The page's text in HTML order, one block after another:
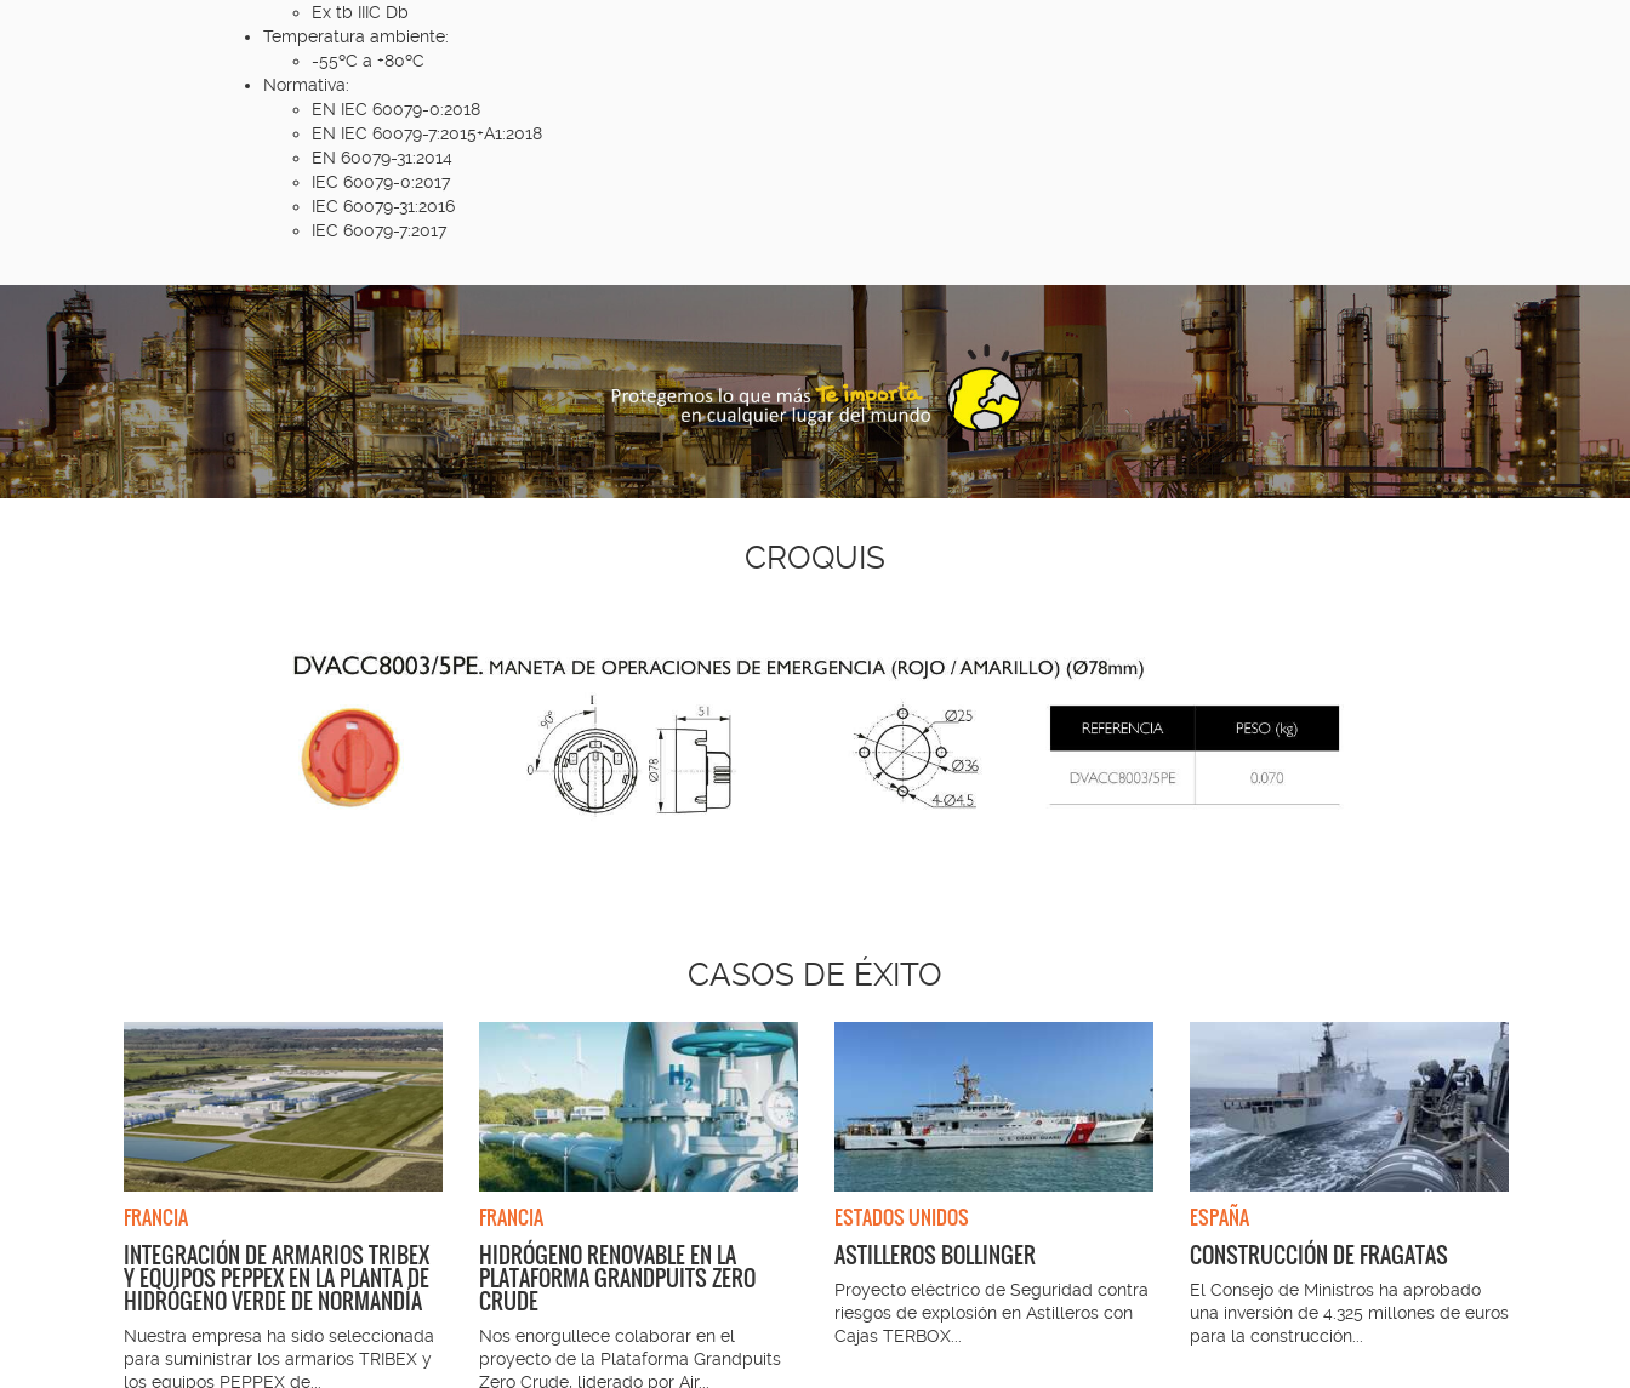
Ex tb IIIC Db
Temperatura ambiente:
-55ºC a +80ºC
Normativa:
EN IEC 60079-0:2018
EN IEC 60079-7:2015+A1:2018
EN 60079-31:2014
IEC 60079-0:2017
IEC 60079-31:2016
IEC 60079-7:2017
CROQUIS
CASOS DE ÉXITO
FRANCIA
INTEGRACIÓN DE ARMARIOS TRIBEX
Y EQUIPOS PEPPEX EN LA PLANTA DE
HIDRÓGENO VERDE DE NORMANDÍA
Nuestra empresa ha sido seleccionada
para suministrar los armarios TRIBEX y
los equipos PEPPEX de...
FRANCIA
HIDRÓGENO RENOVABLE EN LA
PLATAFORMA GRANDPUITS ZERO
CRUDE
Nos enorgullece colaborar en el
proyecto de la Plataforma Grandpuits
Zero Crude, liderado por Air...
ESTADOS UNIDOS
ASTILLEROS BOLLINGER
Proyecto eléctrico de Seguridad contra
riesgos de explosión en Astilleros con
Cajas TERBOX...
ESPAÑA
CONSTRUCCIÓN DE FRAGATAS
El Consejo de Ministros ha aprobado
una inversión de 4.325 millones de euros
para la construcción...